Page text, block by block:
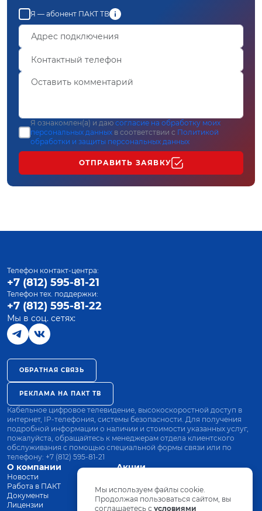
Я — абонент ПАКТ ТВ
Я ознакомлен(а) и даю согласие на обработку моих
персональных данных в соответствии с Политикой
обработки и защиты персональных данных
ОТПРАВИТЬ ЗАЯВКУ
О компании
Новости
Работа в ПАКТ
Документы
Лицензии
Акции
Оплата
Оборудование
Телефон контакт-центра:
+7 (812) 595-81-21
Телефон тех. поддержки:
+7 (812) 595-81-22
Мы в соц. сетях:
ОБРАТНАЯ СВЯЗЬ
РЕКЛАМА НА ПАКТ ТВ
Кабельное цифровое телевидение, высокоскоростной доступ в
интернет, IP-телефония, системы безопасности. Для получения
подробной информации о наличии и стоимости указанных услуг,
пожалуйста, обращайтесь к менеджерам отдела клиентского
обслуживания с помощью специальной формы связи или по
телефону: +7 (812) 595-81-21
Мы используем файлы cookie.
Продолжая пользоваться сайтом, вы
соглашаетесь с условиями